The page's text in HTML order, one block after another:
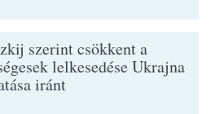
szerint csökkent a
lelkesedése Ukrajna
iránt